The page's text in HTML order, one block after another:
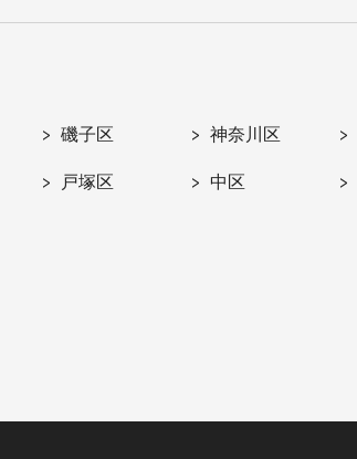
磯子区 神奈川区
戸塚区 中区